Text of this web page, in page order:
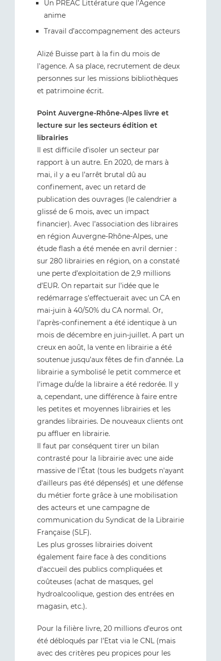
Un PREAC Littérature que l’Agence
anime
Travail d’accompagnement des acteurs
Alizé Buisse part à la fin du mois de
l'agence. A sa place, recrutement de deux
personnes sur les missions bibliothèques
et patrimoine écrit.
Point Auvergne-Rhône-Alpes livre et
lecture sur les secteurs édition et
librairies
Il est difficile d’isoler un secteur par
rapport à un autre. En 2020, de mars à
mai, il y a eu l’arrêt brutal dû au
confinement, avec un retard de
publication des ouvrages (le calendrier a
glissé de 6 mois, avec un impact
financier). Avec l’association des libraires
en région Auvergne-Rhône-Alpes, une
étude flash a été menée en avril dernier :
sur 280 librairies en région, on a constaté
une perte d’exploitation de 2,9 millions
d’EUR. On repartait sur l’idée que le
redémarrage s’effectuerait avec un CA en
mai-juin à 40/50% du CA normal. Or,
l’après-confinement a été identique à un
mois de décembre en juin-juillet. A part un
creux en août, la vente en librairie a été
soutenue jusqu’aux fêtes de fin d’année. La
librairie a symbolisé le petit commerce et
l’image du/de la libraire a été redorée. Il y
a, cependant, une différence à faire entre
les petites et moyennes librairies et les
grandes librairies. De nouveaux clients ont
pu affluer en librairie.
Il faut par conséquent tirer un bilan
contrasté pour la librairie avec une aide
massive de l’État (tous les budgets n'ayant
d'ailleurs pas été dépensés) et une défense
du métier forte grâce à une mobilisation
des acteurs et une campagne de
communication du Syndicat de la Librairie
Française (SLF).
Les plus grosses librairies doivent
également faire face à des conditions
d'accueil des publics compliquées et
coûteuses (achat de masques, gel
hydroalcoolique, gestion des entrées en
magasin, etc.).
Pour la filière livre, 20 millions d’euros ont
été débloqués par l’Etat via le CNL (mais
avec des critères peu propices pour les